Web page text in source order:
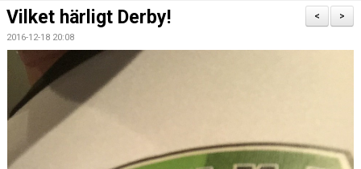
DOKUMENT
KONTAKT
MATCHER
>
<
Vilket härligt Derby!
2016-12-18 20:08